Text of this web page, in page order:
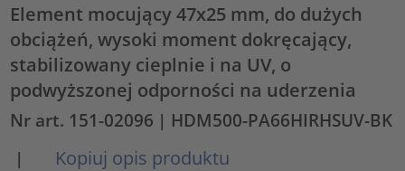
Element mocujący 47x25 mm, do dużych
obciążeń, wysoki moment dokręcający,
stabilizowany cieplnie i na UV, o
podwyższonej odporności na uderzenia
Nr art. 151-02096 | HDM500-PA66HIRHSUV-BK
|
Kopiuj opis produktu